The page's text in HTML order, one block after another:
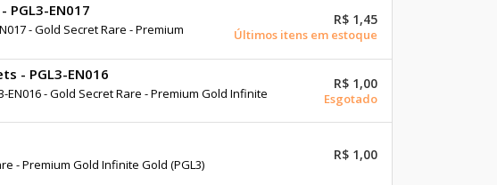
EN017
- Gold Secret Rare - Premium
R$ 1,45
Últimos itens em estoque
- PGL3-EN016
- Gold Secret Rare - Premium Gold Infinite
R$ 1,00
Esgotado
- Premium Gold Infinite Gold (PGL3)
R$ 1,00